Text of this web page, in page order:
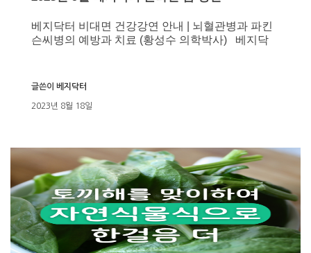
베지닥터 비대면 건강강연 안내 | 뇌혈관병과 파킨
슨씨병의 예방과 치료 (황성수 의학박사) 베지닥
2023년 8월 18일
글쓴이 베지닥터